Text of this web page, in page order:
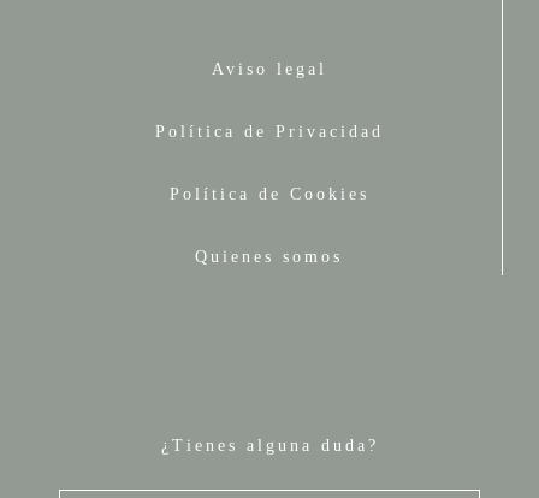
Aviso legal
Política de Privacidad
Política de Cookies
Quienes somos
¿Tienes alguna duda?